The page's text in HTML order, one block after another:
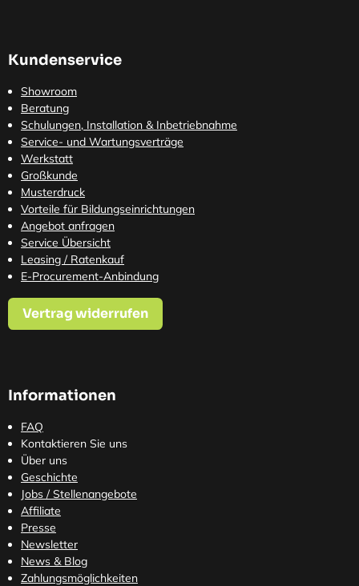
Kundenservice
Showroom
Beratung
Schulungen, Installation & Inbetriebnahme
Service- und Wartungsverträge
Werkstatt
Großkunde
Musterdruck
Vorteile für Bildungseinrichtungen
Angebot anfragen
Service Übersicht
Leasing / Ratenkauf
E-Procurement-Anbindung
Vertrag widerrufen
Informationen
FAQ
Kontaktieren Sie uns
Über uns
Geschichte
Jobs / Stellenangebote
Affiliate
Presse
Newsletter
News & Blog
Zahlungsmöglichkeiten